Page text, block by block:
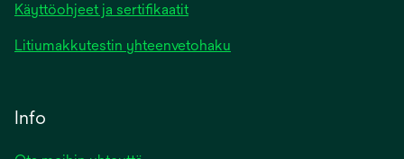
Käyttöohjeet ja sertifikaatit
Litiumakkutestin yhteenvetohaku
Info